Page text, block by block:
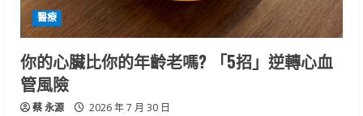
醫療
你的心臟比你的年齡老嗎? 「5招」逆轉心血
管風險
蔡 永源 2026 年 7 月 30 日